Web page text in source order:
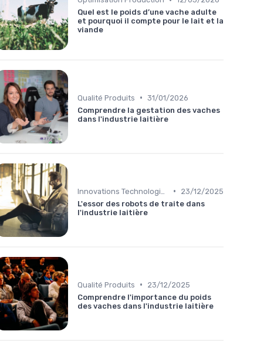
Quel est le poids d’une vache adulte
et pourquoi il compte pour le lait et la
viande
Qualité Produits • 31/01/2026
Comprendre la gestation des vaches
dans l'industrie laitière
•
23/12/2025
L'essor des robots de traite dans
l'industrie laitière
Qualité Produits •
23/12/2025
Comprendre l'importance du poids
des vaches dans l'industrie laitière